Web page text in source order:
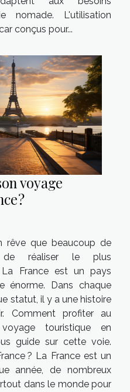
nomade. L'utilisation
conçus pour...
voyage
?
rêve que beaucoup de
de réaliser le plus
France est un pays
énorme. Dans chaque
statut, il y a une histoire
Comment profiter au
touristique en
guide sur cette voie.
? La France est un
année, de nombreux
dans le monde pour